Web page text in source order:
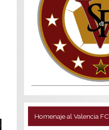
Homenaje al Valencia FC